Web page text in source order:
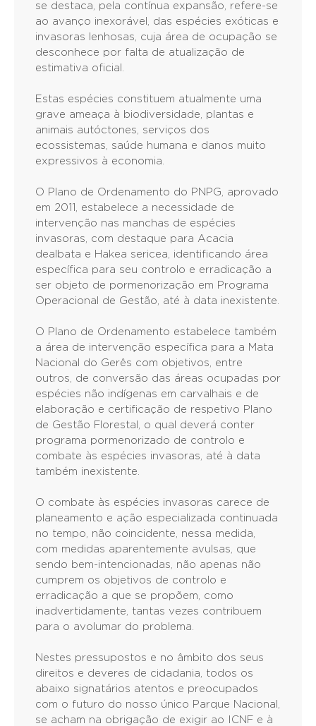
se destaca, pela contínua expansão, refere-se
ao avanço inexorável, das espécies exóticas e
invasoras lenhosas, cuja área de ocupação se
desconhece por falta de atualização de
estimativa oficial.
Estas espécies constituem atualmente uma
grave ameaça à biodiversidade, plantas e
animais autóctones, serviços dos
ecossistemas, saúde humana e danos muito
expressivos à economia.
O Plano de Ordenamento do PNPG, aprovado
em 2011, estabelece a necessidade de
intervenção nas manchas de espécies
invasoras, com destaque para Acacia
dealbata e Hakea sericea, identificando área
específica para seu controlo e erradicação a
ser objeto de pormenorização em Programa
Operacional de Gestão, até à data inexistente.
O Plano de Ordenamento estabelece também
a área de intervenção específica para a Mata
Nacional do Gerês com objetivos, entre
outros, de conversão das áreas ocupadas por
espécies não indígenas em carvalhais e de
elaboração e certificação de respetivo Plano
de Gestão Florestal, o qual deverá conter
programa pormenorizado de controlo e
combate às espécies invasoras, até à data
também inexistente.
O combate às espécies invasoras carece de
planeamento e ação especializada continuada
no tempo, não coincidente, nessa medida,
com medidas aparentemente avulsas, que
sendo bem-intencionadas, não apenas não
cumprem os objetivos de controlo e
erradicação a que se propõem, como
inadvertidamente, tantas vezes contribuem
para o avolumar do problema.
Nestes pressupostos e no âmbito dos seus
direitos e deveres de cidadania, todos os
abaixo signatários atentos e preocupados
com o futuro do nosso único Parque Nacional,
se acham na obrigação de exigir ao ICNF e à